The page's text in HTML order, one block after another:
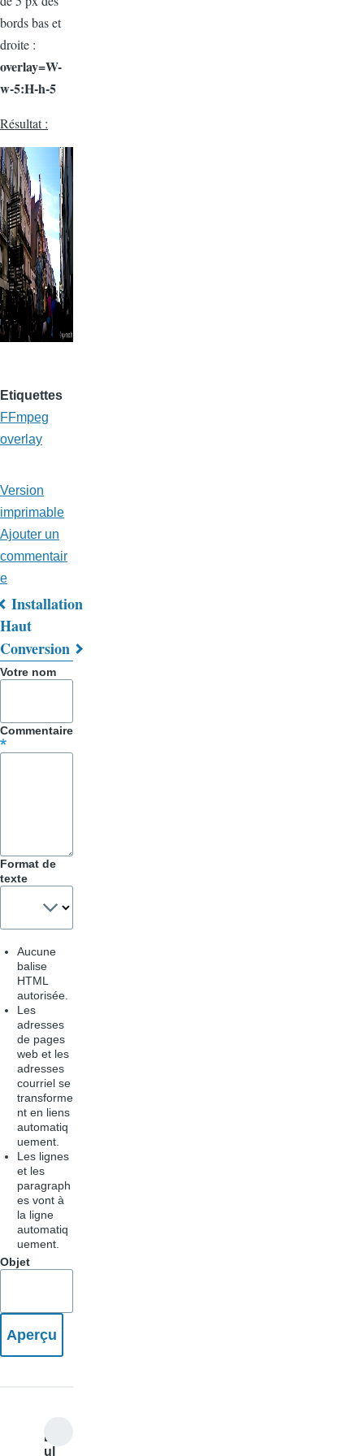
bords bas et
droite :
overlay=W-
w-5:H-h-5
Résultat :
Etiquettes
FFmpeg
overlay
Version
imprimable
Ajouter un
commentair
e
Liens
transversaux
de
pour
Installation
Haut
Conversion
Votre nom
Commentaire
Format de
texte
Aucune
balise
HTML
autorisée.
Les
adresses
de pages
web et les
adresses
courriel se
transforme
nt en liens
automatiq
uement.
Les lignes
et les
paragraph
es vont à
la ligne
automatiq
uement.
Objet
B
ul